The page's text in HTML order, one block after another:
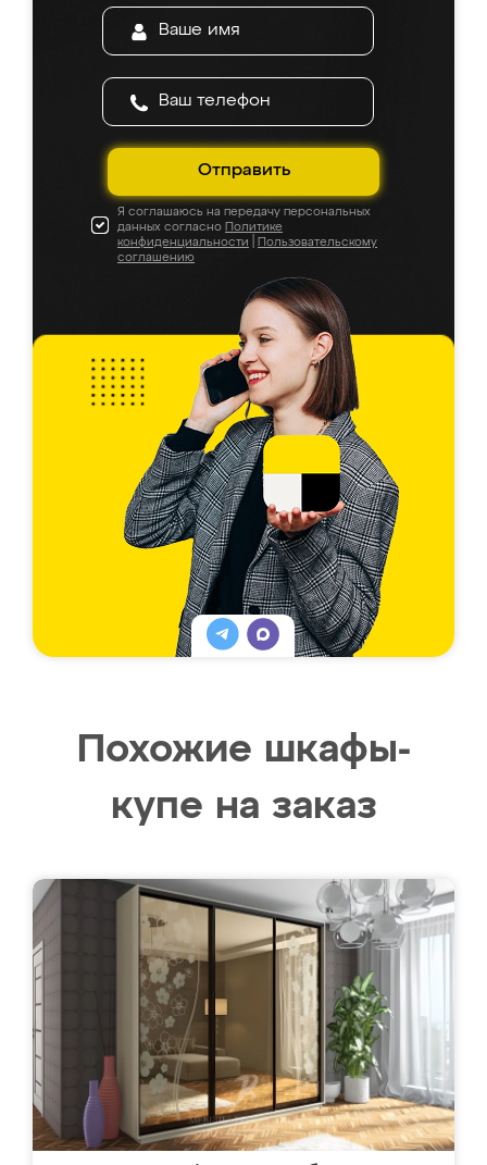
Отправить
Я соглашаюсь на передачу персональных
данных согласно Политике
конфиденциальности
Пользовательскому
соглашению
Похожие шкафы-
купе на заказ